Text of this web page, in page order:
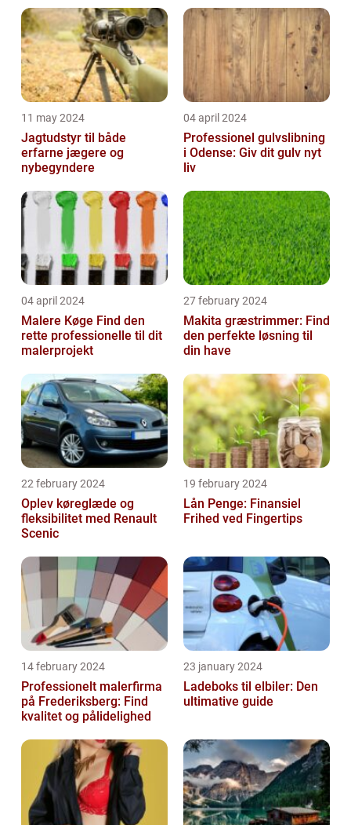
11 may 2024
Jagtudstyr til både
erfarne jægere og
nybegyndere
04 april 2024
Professionel gulvslibning
i Odense: Giv dit gulv nyt
liv
04 april 2024
Malere Køge Find den
rette professionelle til dit
malerprojekt
27 february 2024
Makita græstrimmer: Find
den perfekte løsning til
din have
22 february 2024
Oplev køreglæde og
fleksibilitet med Renault
Scenic
19 february 2024
Lån Penge: Finansiel
Frihed ved Fingertips
14 february 2024
Professionelt malerfirma
på Frederiksberg: Find
kvalitet og pålidelighed
23 january 2024
Ladeboks til elbiler: Den
ultimative guide